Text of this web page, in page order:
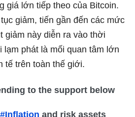
giá lớn tiếp theo của Bitcoin.
giảm, tiến gần đến các mức
giảm này diễn ra vào thời
lạm phát là mối quan tâm lớn
tế trên toàn thế giới.
to the support below
#Inflation and risk assets